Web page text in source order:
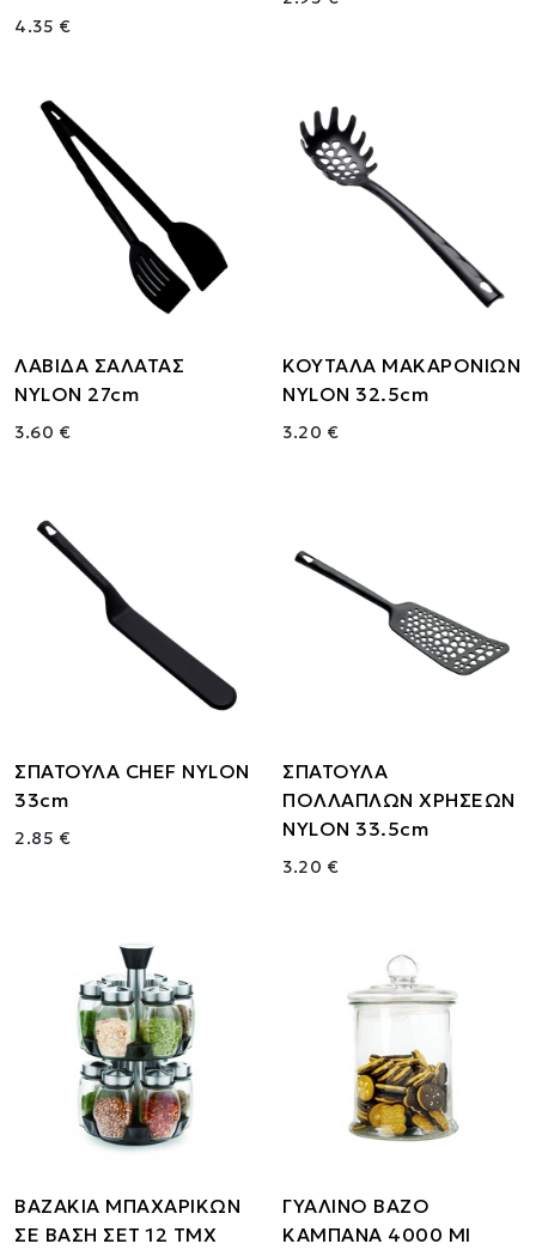
4.35 €
ΛΑΒΙΔΑ ΣΑΛΑΤΑΣ
NYLON 27cm
3.60 €
ΚΟΥΤΑΛΑ ΜΑΚΑΡΟΝΙΩΝ
NYLON 32.5cm
3.20 €
ΣΠΑΤΟΥΛΑ CHEF NYLON
33cm
2.85 €
ΣΠΑΤΟΥΛΑ
ΠΟΛΛΑΠΛΩΝ ΧΡΗΣΕΩΝ
NYLON 33.5cm
3.20 €
ΒΑΖΑΚΙΑ ΜΠΑΧΑΡΙΚΩΝ
ΣΕ ΒΑΣΗ ΣΕΤ 12 ΤΜΧ
ΓΥΑΛΙΝΟ ΒΑΖΟ
ΚΑΜΠΑΝΑ 4000 Ml